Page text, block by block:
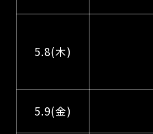
5.8(木)
5.9(金)